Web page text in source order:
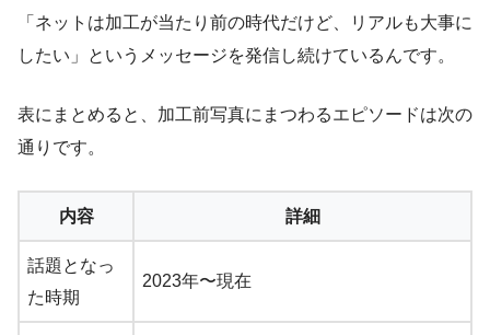
「ネットは加工が当たり前の時代だけど、リアルも大事に
したい」というメッセージを発信し続けているんです。
表にまとめると、加工前写真にまつわるエピソードは次の
通りです。
内容 詳細
話題となっ
た時期
2023年〜現在